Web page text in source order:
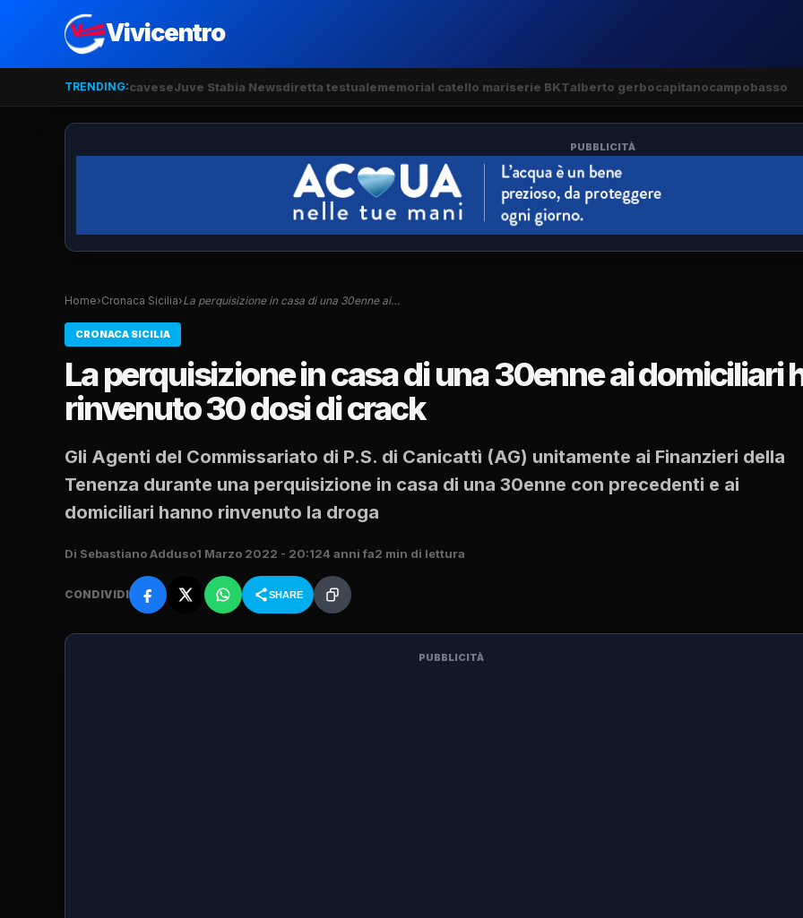
Vivicentro
TRENDING:caveseJuve Stabia Newsdiretta testualememorial catello mariserie BKTalberto gerbocapitanocampobasso
PUBBLICITÀ
Home›Cronaca Sicilia›La perquisizione in casa di una 30enne ai…
CRONACA SICILIA
La perquisizione in casa di una 30enne ai domiciliari
rinvenuto 30 dosi di crack
Gli Agenti del Commissariato di P.S. di Canicattì (AG) unitamente ai Finanzieri della
Tenenza durante una perquisizione in casa di una 30enne con precedenti e ai
domiciliari hanno rinvenuto la droga
Di Sebastiano Adduso1 Marzo 2022 - 20:124 anni fa2 min di lettura
CONDIVIDI SHARE
PUBBLICITÀ